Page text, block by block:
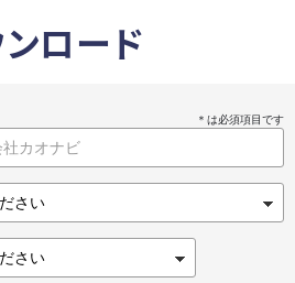
ロード